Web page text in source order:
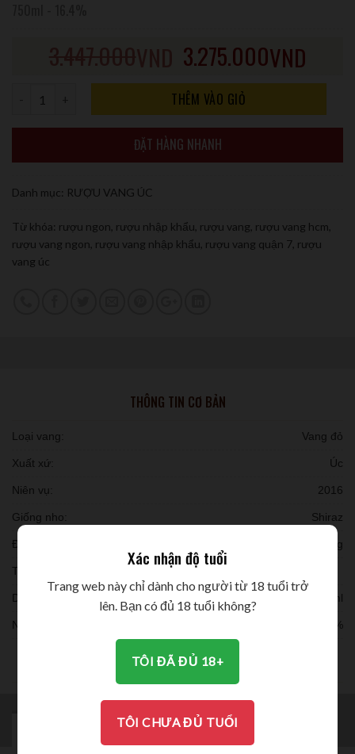
3.275.000VND
THÊM VÀO GIỎ
ĐẶT HÀNG NHANH
Danh mục: RƯỢU VANG ÚC
Từ khóa: rượu ngon rượu nhập khẩu rượu vang rượu vang hcm
rượu vang ngon rượu vang nhập khẩu rượu vang quận 7 rượu
vang úc
THÔNG TIN CƠ BẢN
Loại vang: Vang đỏ
Xuất xứ: Úc
Niên vụ: 2016
Giống nho: Shiraz
Đóng chai: 6 chai/ thùng
Thời gian ủ:
Dung tích: 750ml
Nồng độ: 16.4%
THƯỞNG THỨC
BRAND
Xác nhận độ tuổi
Trang web này chỉ dành cho người từ 18 tuổi trở
lên. Bạn có đủ 18 tuổi không?
TÔI ĐÃ ĐỦ 18+
TÔI CHƯA ĐỦ TUỔI